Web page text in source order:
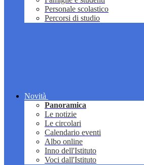
Personale scolastico
Percorsi di studio
Novità
Panoramica
Le notizie
Le circolari
Calendario eventi
Albo online
Inno dell'Istituto
Voci dall'Istituto